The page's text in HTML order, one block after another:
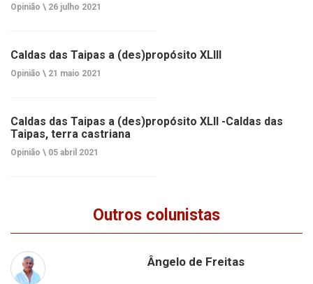
Opinião \ 26 julho 2021
Caldas das Taipas a (des)propósito XLIII
Opinião \ 21 maio 2021
Caldas das Taipas a (des)propósito XLII -Caldas das
Taipas, terra castriana
Opinião \ 05 abril 2021
Outros colunistas
Ângelo de Freitas